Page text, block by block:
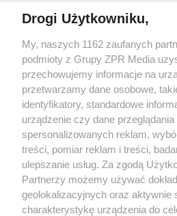
Drogi Użytkowniku,
My, naszych 1162 zaufanych
podmioty z Grupy ZPR Media
przechowujemy informacje na
przetwarzamy dane osobowe,
identyfikatory, standardowe
urządzenie czy dane
spersonalizowanych reklam,
treści, pomiar reklam i treści,
ulepszanie usług. Za zgodą
Partnerzy możemy używać
geolokalizacyjnych oraz aktywnie
charakterystykę urządzenia do